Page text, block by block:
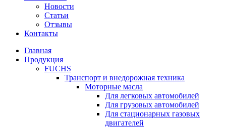
Новости
Статьи
Отзывы
Контакты
Главная
Продукция
FUCHS
Транспорт и внедорожная техника
Моторные масла
Для легковых автомобилей
Для грузовых автомобилей
Для стационарных газовых
двигателей